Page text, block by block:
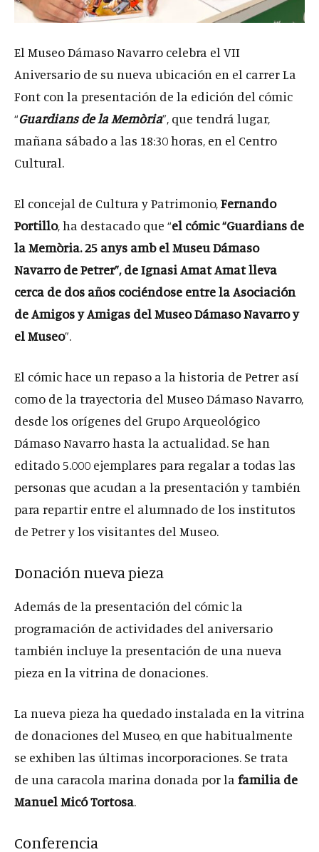
El Museo Dámaso Navarro celebra el VII
Aniversario de su nueva ubicación en el carrer La
Font con la presentación de la edición del cómic
“Guardians de la Memòria”, que tendrá lugar,
mañana sábado a las 18:30 horas, en el Centro
Cultural.
El concejal de Cultura y Patrimonio,Fernando
Portillo, ha destacado que “el cómic “Guardians de
la Memòria. 25 anys amb el Museu Dámaso
Navarro de Petrer”, de Ignasi Amat Amatlleva
cerca de dos años cociéndose entre la Asociación
de Amigos y Amigas del Museo Dámaso Navarro y
el Museo”.
El cómic hace un repaso a la historia de Petrer así
como de la trayectoria del Museo Dámaso Navarro,
desde los orígenes del Grupo Arqueológico
Dámaso Navarro hasta la actualidad. Se han
editado 5.000 ejemplares para regalar a todas las
personas que acudan a la presentación y también
para repartir entre el alumnado de los institutos
de Petrer y los visitantes del Museo.
Donación nueva pieza
Además de la presentación del cómic la
programación de actividades del aniversario
también incluye la presentación de una nueva
pieza en la vitrina de donaciones.
La nueva pieza ha quedado instalada en la vitrina
de donaciones del Museo, en que habitualmente
se exhiben las últimas incorporaciones. Se trata
de una caracola marina donada por la familia de
Manuel Micó Tortosa.
Conferencia